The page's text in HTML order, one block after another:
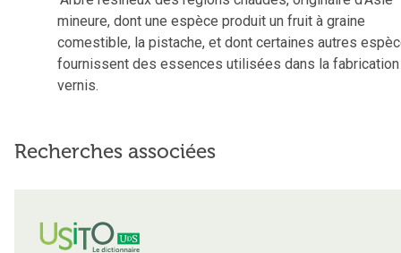
mineure, dont une espèce produit un fruit à graine
comestible, la pistache, et dont certaines autres
fournissent des essences utilisées dans la
vernis.
Recherches associées